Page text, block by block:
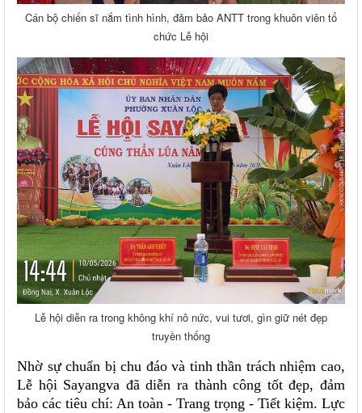
Cán bộ chiến sĩ nắm tình hình, đảm bảo ANTT trong khuôn viên tổ
chức Lễ hội
Lễ hội diễn ra trong không khí nô nức, vui tươi, gìn giữ nét đẹp
truyền thống
Nhờ sự chuẩn bị chu đáo và tinh thần trách nhiệm cao,
Lễ hội Sayangva đã diễn ra thành công tốt đẹp, đảm
bảo các tiêu chí: An toàn - Trang trọng - Tiết kiệm. Lực